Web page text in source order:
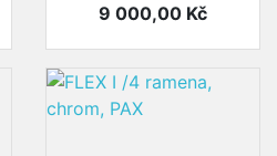
Cena
9 000,00 Kč